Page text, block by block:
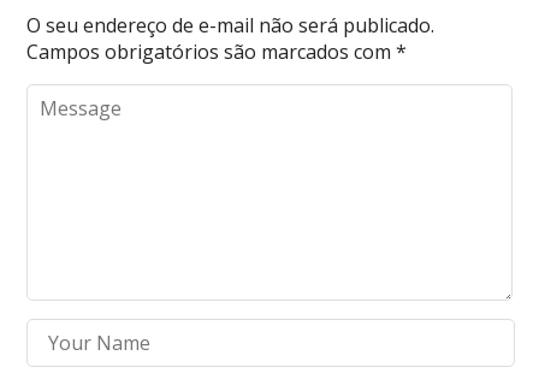
O seu endereço de e-mail não será publicado.
Campos obrigatórios são marcados com*